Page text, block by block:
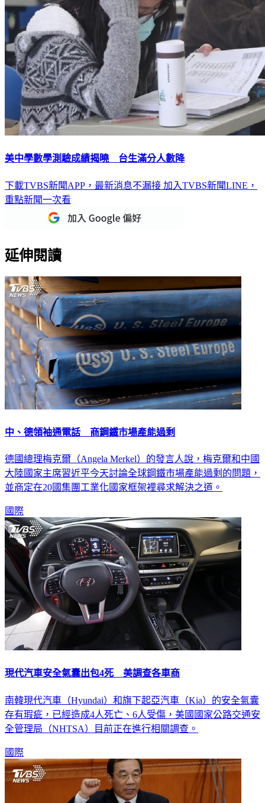
美中學數學測驗成績揭曉 台生滿分人數降
下載TVBS新聞APP，最新消息不漏接 加入TVBS新聞LINE，
重點新聞一次看
延伸閱讀
中、德領袖通電話 商鋼鐵市場產能過剩
德國總理梅克爾（Angela Merkel）的發言人說，梅克爾和中國
大陸國家主席習近平今天討論全球鋼鐵市場產能過剩的問題，
並商定在20國集團工業化國家框架裡尋求解決之道。
國際
現代汽車安全氣囊出包4死 美調查各車商
南韓現代汽車（Hyundai）和旗下起亞汽車（Kia）的安全氣囊
存有瑕疵，已經造成4人死亡、6人受傷，美國國家公路交通安
全管理局（NHTSA）目前正在進行相關調查。
國際